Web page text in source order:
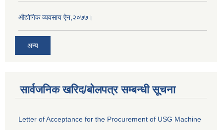
औद्योगिक व्यवसाय ऐन,२०७७।
अन्य
सार्वजनिक खरिद/बोलपत्र सम्बन्धी सूचना
Letter of Acceptance for the Procurement of USG Machine